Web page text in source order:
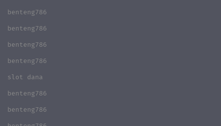
benteng786
benteng786
benteng786
benteng786
slot dana
benteng786
benteng786